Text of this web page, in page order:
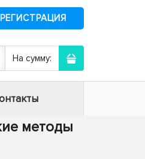
РЕГИСТРАЦИЯ
На сумму:
методы